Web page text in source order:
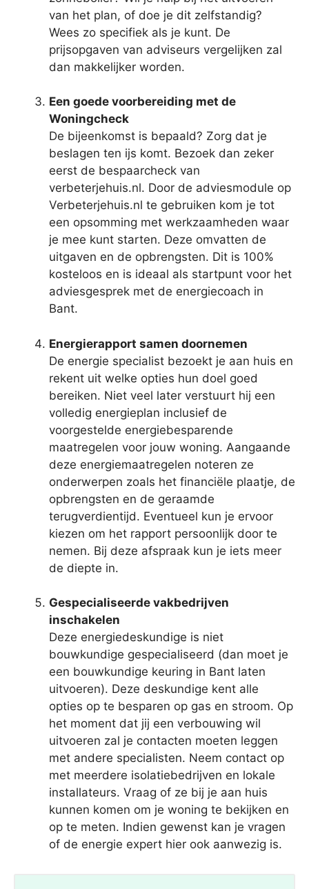
van het plan, of doe je dit zelfstandig?
Wees zo specifiek als je kunt. De
prijsopgaven van adviseurs vergelijken zal
dan makkelijker worden.
Een goede voorbereiding met de
Woningcheck
De bijeenkomst is bepaald? Zorg dat je
beslagen ten ijs komt. Bezoek dan zeker
eerst de bespaarcheck van
verbeterjehuis.nl. Door de adviesmodule op
Verbeterjehuis.nl te gebruiken kom je tot
een opsomming met werkzaamheden waar
je mee kunt starten. Deze omvatten de
uitgaven en de opbrengsten. Dit is 100%
kosteloos en is ideaal als startpunt voor het
adviesgesprek met de energiecoach in
Bant.
Energierapport samen doornemen
De energie specialist bezoekt je aan huis en
rekent uit welke opties hun doel goed
bereiken. Niet veel later verstuurt hij een
volledig energieplan inclusief de
voorgestelde energiebesparende
maatregelen voor jouw woning. Aangaande
deze energiemaatregelen noteren ze
onderwerpen zoals het financiële plaatje, de
opbrengsten en de geraamde
terugverdientijd. Eventueel kun je ervoor
kiezen om het rapport persoonlijk door te
nemen. Bij deze afspraak kun je iets meer
de diepte in.
Gespecialiseerde vakbedrijven
inschakelen
Deze energiedeskundige is niet
bouwkundige gespecialiseerd (dan moet je
een bouwkundige keuring in Bant laten
uitvoeren). Deze deskundige kent alle
opties op te besparen op gas en stroom. Op
het moment dat jij een verbouwing wil
uitvoeren zal je contacten moeten leggen
met andere specialisten. Neem contact op
met meerdere isolatiebedrijven en lokale
installateurs. Vraag of ze bij je aan huis
kunnen komen om je woning te bekijken en
op te meten. Indien gewenst kan je vragen
of de energie expert hier ook aanwezig is.